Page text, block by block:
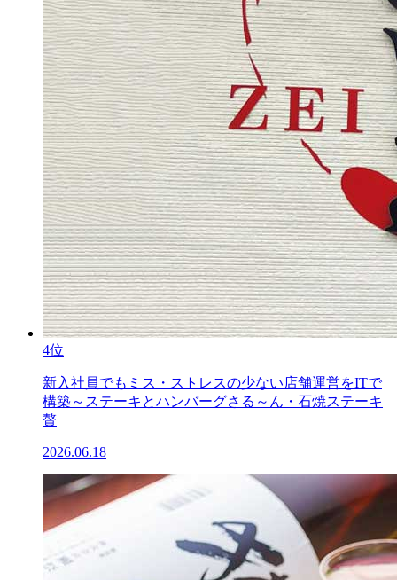
4位
新入社員でもミス・ストレスの少ない店舗運営をITで
構築～ステーキとハンバーグさる～ん・石焼ステーキ
贅
2026.06.18